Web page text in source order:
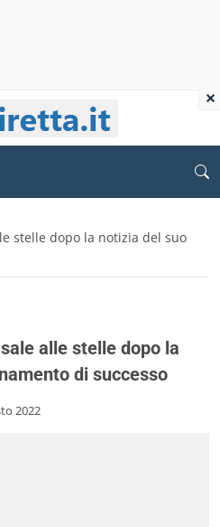
stelle dopo la notizia del suo
alle stelle dopo la
di successo
2022
×